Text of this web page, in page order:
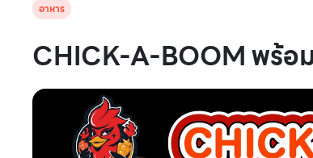
อาหาร
CHICK-A-BOOM พร้อ